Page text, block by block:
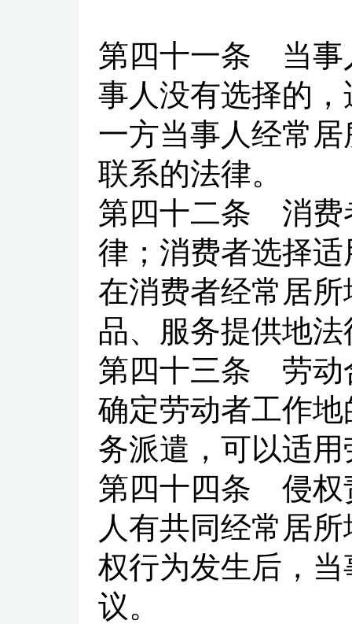
第四十一条 当事
事人没有选择的
一方当事人经常
联系的法律。
第四十二条 消费
律；消费者选择
在消费者经常居
品、服务提供地法
第四十三条 劳动
确定劳动者工作
务派遣，可以适
第四十四条 侵权
人有共同经常居
权行为发生后，
议。